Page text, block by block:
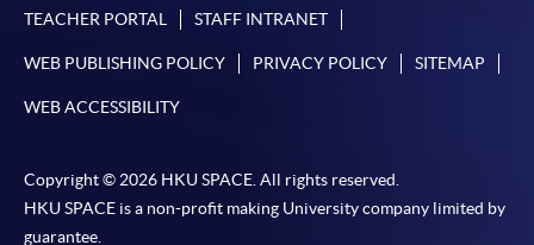
TEACHER PORTAL STAFF INTRANET
WEB PUBLISHING POLICY PRIVACY POLICY SITEMAP
WEB ACCESSIBILITY
Copyright © 2026 HKU SPACE. All rights reserved.
HKU SPACE is a non-profit making University company limited by
guarantee.